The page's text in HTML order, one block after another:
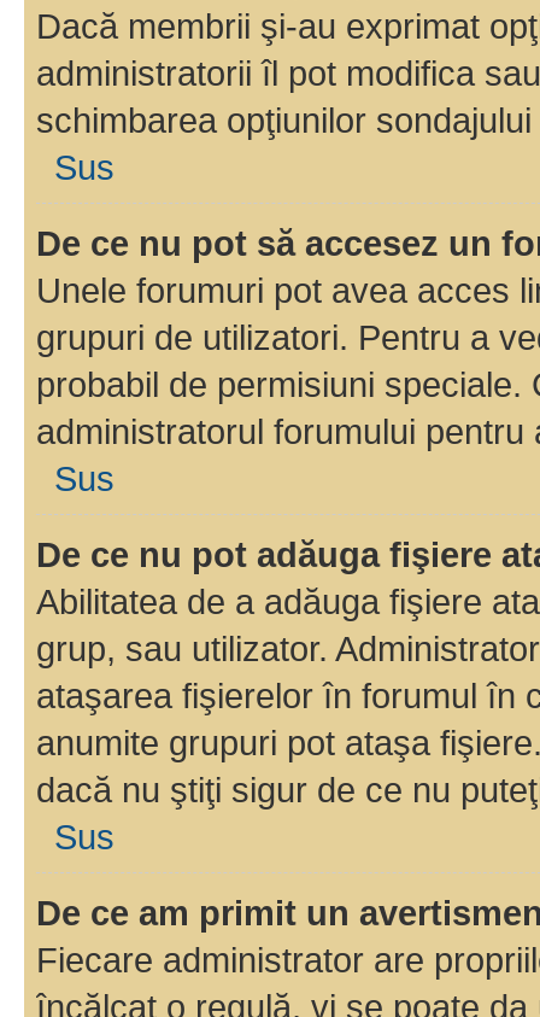
Dacă membrii şi-au exprimat
administratorii îl pot modifica
schimbarea opţiunilor
Sus
De ce nu pot să accesez un
Unele forumuri pot avea acces
grupuri de utilizatori. Pentru a
probabil de permisiuni
administratorul forumului pentru
Sus
De ce nu pot adăuga fişiere
Abilitatea de a adăuga fişiere
grup, sau utilizator.
ataşarea fişierelor în forumul în
anumite grupuri pot ataşa
dacă nu ştiţi sigur de ce nu
Sus
De ce am primit un
Fiecare administrator are
încălcat o regulă, vi se poate